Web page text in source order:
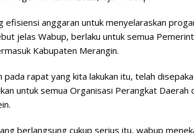
efisiensi anggaran untuk menyelaraskan
jelas Wabup, berlaku untuk semua
Kabupaten Merangin.
pada rapat yang kita lakukan itu, telah
untuk semua Organisasi Perangkat Daerah
berlangsung cukup serius itu, wabup